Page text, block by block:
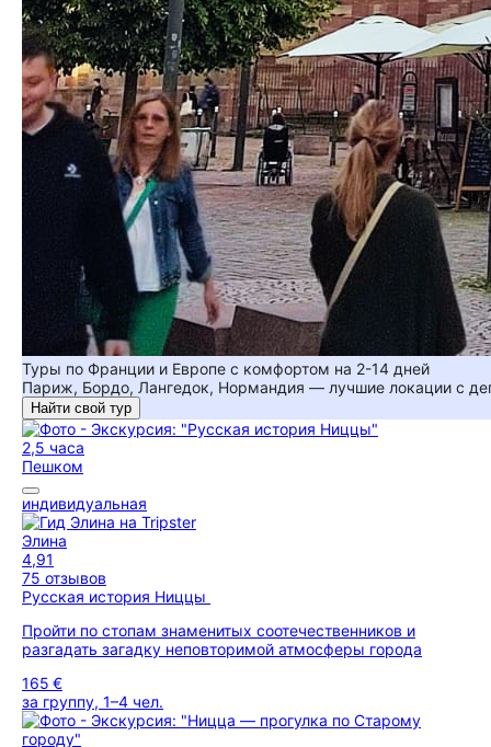
Туры по Франции и Европе с комфортом на 2-14 дней
Париж, Бордо, Лангедок, Нормандия — лучшие локации с
Найти свой тур
2,5 часа
Пешком
индивидуальная
Элина
4,91
75 отзывов
Русская история Ниццы
Пройти по стопам знаменитых соотечественников и
разгадать загадку неповторимой атмосферы города
165 €
за группу, 1–4 чел.